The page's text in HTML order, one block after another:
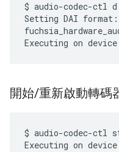
$ audio-codec-ctl
Setting DAI format:
開始/重新啟動轉碼
$ audio-codec-ctl
Executing on